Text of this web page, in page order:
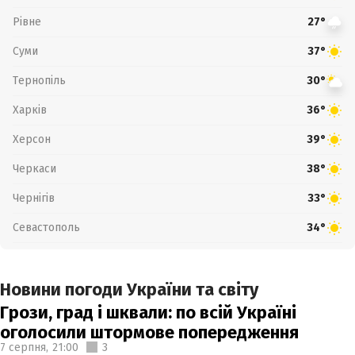
Рівне 27°
Суми 37°
Тернопіль 30°
Харків 36°
Херсон 39°
Черкаси 38°
Чернігів 33°
Севастополь 34°
Новини погоди України та світу
Грози, град і шквали: по всій Україні
оголосили штормове попередження
7 серпня, 21:00 3